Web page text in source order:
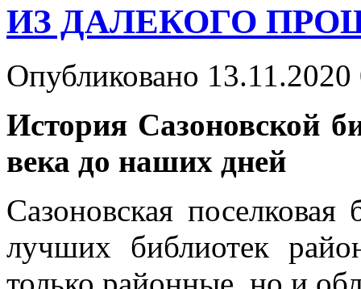
ИЗ ДАЛЕКОГО
Опубликовано 13.11.2020
История Сазоновской
века до наших дней
Сазоновская поселковая
лучших библиотек